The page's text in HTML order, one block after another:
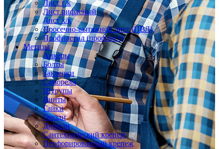
Лист г/к
Лист рифленый
Лист х/к
Просечно-вытяжной лист (ПВЛ)
Профнастил (профлист)
Метизы
Анкеры
Болты
Заклепки
Саморезы
Шурупы
Винты
Гайки
Гвозди
Дюбели
Сантехнический крепеж
Перфорированный крепеж